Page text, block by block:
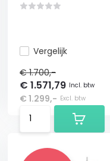
Vergelijk
€ 1.700,-
€ 1.571,79 Incl. btw
€ 1.299,- Excl. btw